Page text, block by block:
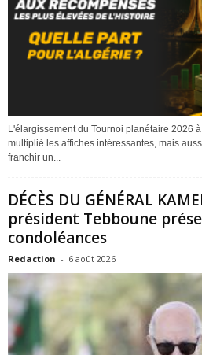
L'élargissement du Tournoi planétaire 2026
multiplié les affiches intéressantes, mais
franchir un...
DÉCÈS DU GÉNÉRAL
président Tebboune
condoléances
Redaction - 6 août 2026